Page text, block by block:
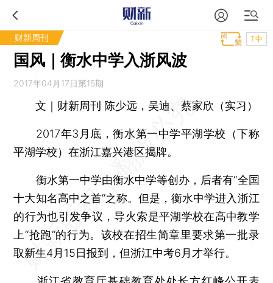
财新周刊 T中
国风｜衡水中学入浙风波
2017年04月17日第15期
文｜财新周刊 陈少远，吴迪、蔡家欣（实习）
2017年3月底，衡水第一中学平湖学校（下称
平湖学校）在浙江嘉兴港区揭牌。
衡水第一中学由衡水中学等创办，后者有“全国
十大知名高中之首”之称。但是，衡水中学进入浙江
的行为也引发争议，导火索是平湖学校在高中教学
上“抢跑”的行为。该校在招生简章里要求第一批录
取新生4月15日报到，但浙江中考6月才举行。